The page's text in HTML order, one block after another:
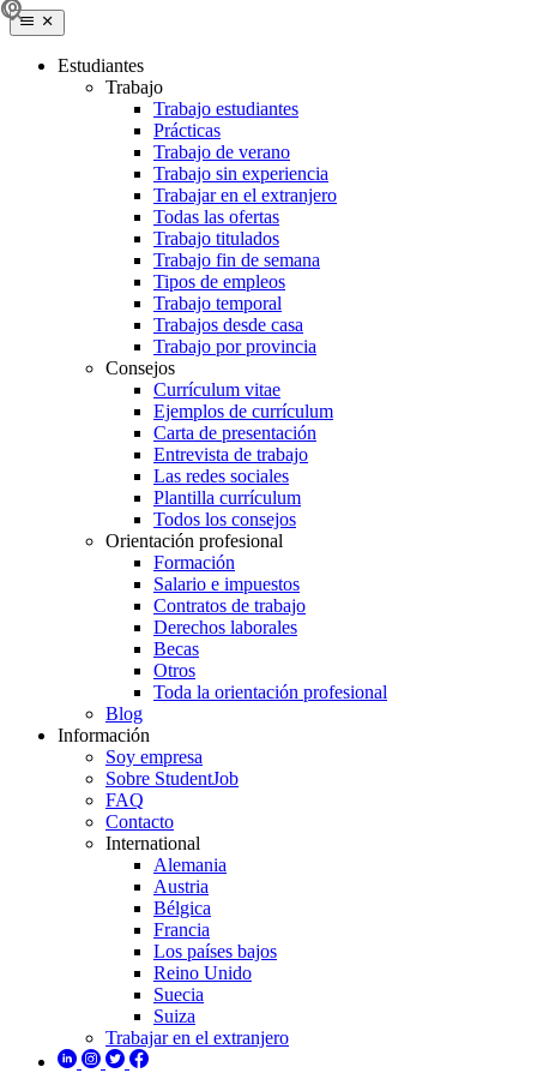
Estudiantes
Trabajo
Trabajo estudiantes
Prácticas
Trabajo de verano
Trabajo sin experiencia
Trabajar en el extranjero
Todas las ofertas
Trabajo titulados
Trabajo fin de semana
Tipos de empleos
Trabajo temporal
Trabajos desde casa
Trabajo por provincia
Consejos
Currículum vitae
Ejemplos de currículum
Carta de presentación
Entrevista de trabajo
Las redes sociales
Plantilla currículum
Todos los consejos
Orientación profesional
Formación
Salario e impuestos
Contratos de trabajo
Derechos laborales
Becas
Otros
Toda la orientación profesional
Blog
Información
Soy empresa
Sobre StudentJob
FAQ
Contacto
International
Alemania
Austria
Bélgica
Francia
Los países bajos
Reino Unido
Suecia
Suiza
Trabajar en el extranjero